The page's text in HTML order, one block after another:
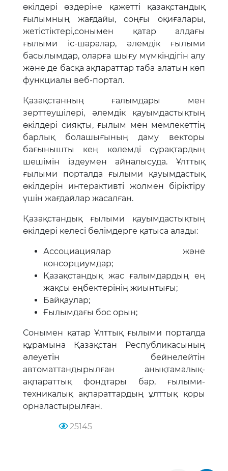
өкілдері өздеріне қажетті қазақстандық
ғылымның жағдайы, соңғы оқиғалары,
жетістіктері,сонымен қатар алдағы
ғылыми іс-шаралар, әлемдік ғылыми
басылымдар, оларға шығу мүмкіндігін алу
және де басқа ақпараттар таба алатын көп
функциалы веб-портал.
Қазақстанның ғалымдары мен
зерттеушілері, әлемдік қауымдастықтың
өкілдері сияқты, ғылым мен мемлекеттің
барлық болашығының даму векторы
бағынышты кең көлемді сұрақтардың
шешімін іздеумен айналысуда. Ұлттық
ғылыми порталда ғылыми қауымдастық
өкілдерін интерактивті жолмен біріктіру
үшін жағдайлар жасалған.
Қазақстандық ғылыми қауымдастықтың
өкілдері келесі бөлімдерге қатыса алады:
Ассоциациялар және
консорциумдар;
Қазақстандық жас ғалымдардың ең
жақсы еңбектерінің жиынтығы;
Байқаулар;
Ғылымдағы бос орын;
Сонымен қатар Ұлттық ғылыми порталда
құрамына Қазақстан Республикасының
әлеуетін бейнелейтін
автоматтандырылған анықтамалық-
ақпараттық фондтары бар, ғылыми-
техникалық ақпараттардың ұлттық қоры
орналастырылған.
25145